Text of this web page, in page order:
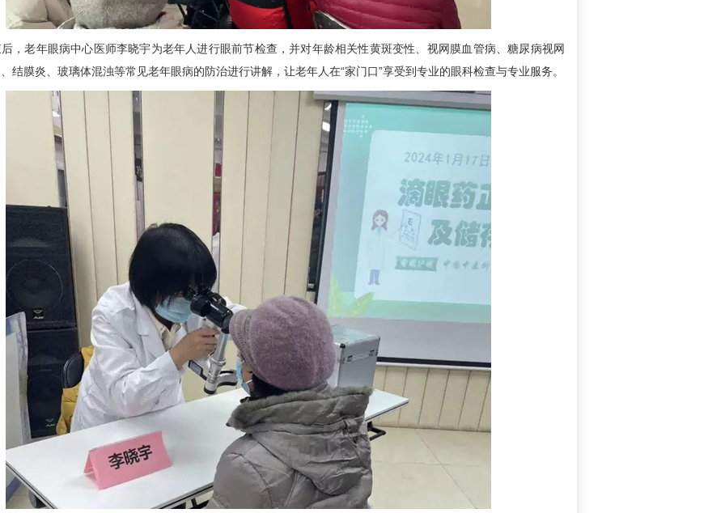
老年眼病中心医师李晓宇为老年人进行眼前节检查，并对年龄相关性黄斑变性、视网膜血管病、糖尿病视网
结膜炎、玻璃体混浊等常见老年眼病的防治进行讲解，让老年人在“家门口”享受到专业的眼科检查与专业服务。